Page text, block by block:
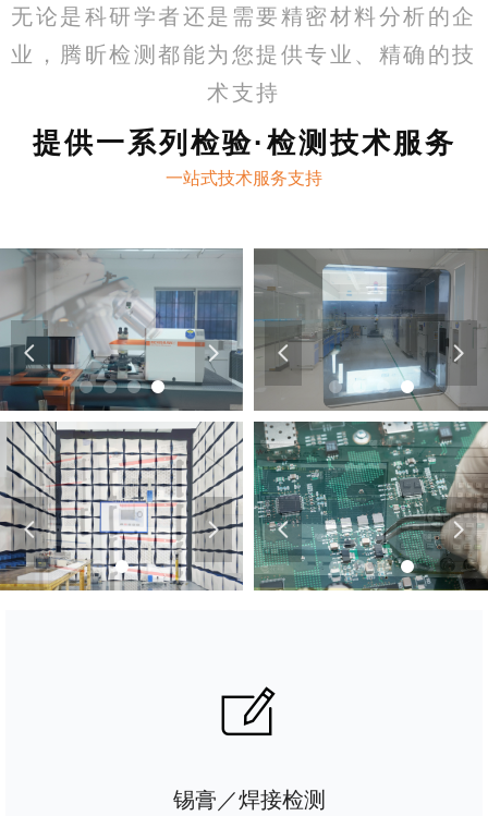
提供一系列检验·检测技术服务
一站式技术服务支持
无论是科研学者还是需要精密材料分析的企
业，腾昕检测都能为您提供专业、精确的技
术支持
넳 넲 넳 넲
넳 넲 넳 넲
锡膏／焊接检测
ꂐ